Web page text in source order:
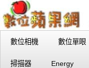
數位相機 數位單眼
掃描器 Energy